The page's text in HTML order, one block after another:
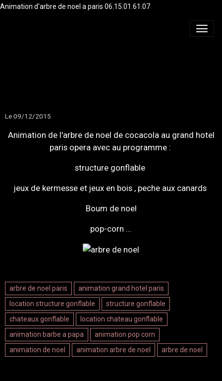
Animation d'arbre de noel a paris 06.15.01.61.07
Le 09/12/2015
Animation de l'arbre de noel de cocacola au grand hotel
paris opera avec au programme :
structure gonflable
jeux de kermesse et jeux en bois , peche aux canards
Boum de noel
pop-corn ...
arbre de noel paris
animation grand hotel paris
location structure gonflable
structure gonflable
chateaux gonflable
location chateau gonflable
animation barbe a papa
animation pop corn
animation de noel
animation arbre de noel arbre de noel